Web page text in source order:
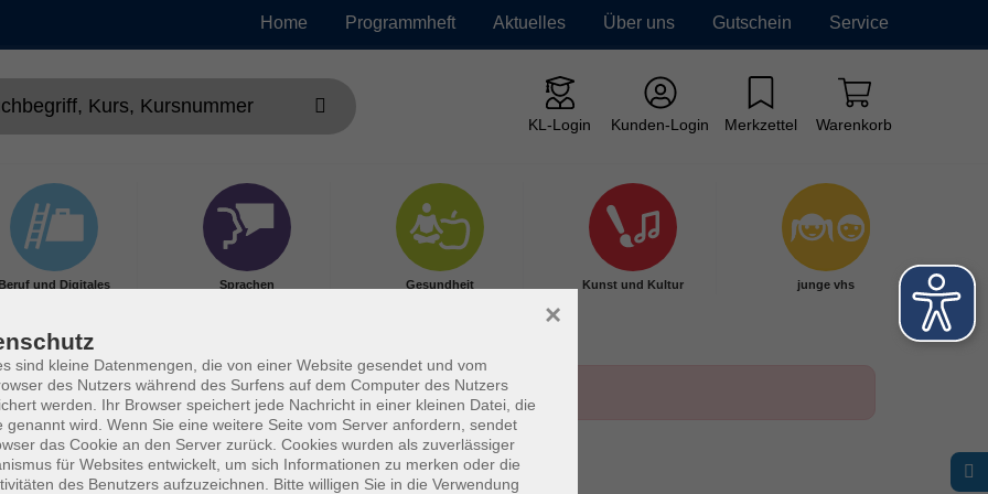
Home Programmheft Aktuelles Über uns Gutschein Service
KL-Login Kunden-Login Merkzettel Warenkorb
Beruf und Digitales Sprachen Gesundheit Kunst und Kultur junge vhs
sind kleine Datenmengen, die von einer Website gesendet und vom
des Nutzers während des Surfens auf dem Computer des Nutzers
werden. Ihr Browser speichert jede Nachricht in einer kleinen Datei, die
genannt wird. Wenn Sie eine weitere Seite vom Server anfordern, sendet
das Cookie an den Server zurück. Cookies wurden als zuverlässiger
für Websites entwickelt, um sich Informationen zu merken oder die
des Benutzers aufzuzeichnen. Bitte willigen Sie in die Verwendung
×